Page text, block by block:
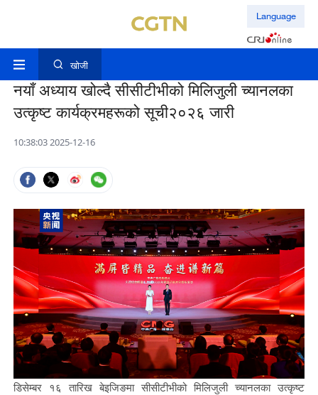
Language
खोजी
नयाँ अध्याय खोल्दै सीसीटीभीको मिलिजुली च्यानलका
उत्कृष्ट कार्यक्रमहरूको सूची२०२६ जारी
10:38:03 2025-12-16
डिसेम्बर १६ तारिख बेइजिङमा सीसीटीभीको मिलिजुली च्यानलका उत्कृष्ट